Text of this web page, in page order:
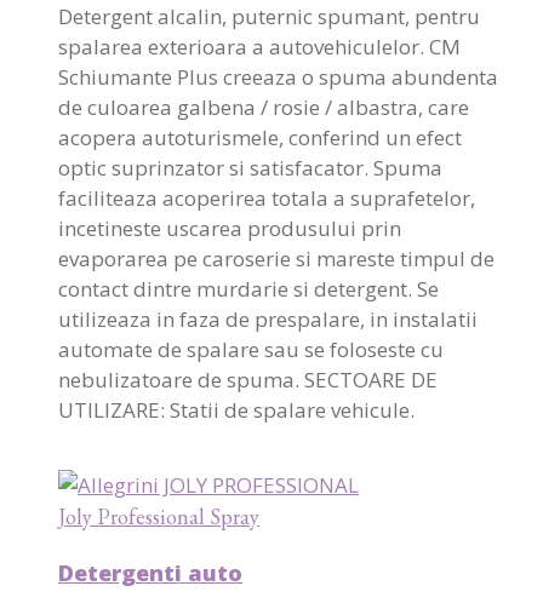
Detergent alcalin, puternic spumant, pentru
spalarea exterioara a autovehiculelor. CM
Schiumante Plus creeaza o spuma abundenta
de culoarea galbena / rosie / albastra, care
acopera autoturismele, conferind un efect
optic suprinzator si satisfacator. Spuma
faciliteaza acoperirea totala a suprafetelor,
incetineste uscarea produsului prin
evaporarea pe caroserie si mareste timpul de
contact dintre murdarie si detergent. Se
utilizeaza in faza de prespalare, in instalatii
automate de spalare sau se foloseste cu
nebulizatoare de spuma. SECTOARE DE
UTILIZARE: Statii de spalare vehicule.
Joly Professional Spray
Detergenti auto